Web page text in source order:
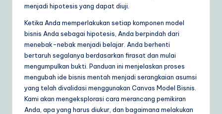
D
ai
ly
G
ui
d
menjadi hipotesis yang dapat diuji.
Ketika Anda memperlakukan setiap komponen model
bisnis Anda sebagai hipotesis, Anda berpindah dari
menebak-nebak menjadi belajar. Anda berhenti
bertaruh segalanya berdasarkan firasat dan mulai
mengumpulkan bukti. Panduan ini menjelaskan proses
mengubah ide bisnis mentah menjadi serangkaian asumsi
yang telah divalidasi menggunakan Canvas Model Bisnis.
Kami akan mengeksplorasi cara merancang pemikiran
Anda, apa yang harus diukur, dan bagaimana melakukan